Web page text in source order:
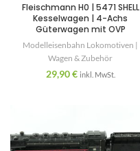
Fleischmann H0 | 5471 SHELL
Kesselwagen | 4-Achs
Güterwagen mit OVP
Modelleisenbahn Lokomotiven |
Wagen & Zubehör
29,90€ inkl. MwSt.